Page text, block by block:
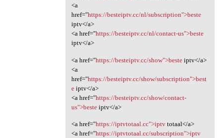
<a
href="https://besteiptv.cc/nl/subscription">beste
iptv</a>
<a href="https://besteiptv.cc/nl/contact-us">beste
iptv</a>
<a href="https://besteiptv.cc/show">besteiptv</a>
<a
href="https://besteiptv.cc/show/subscription">best
eiptv</a>
<a href="https://besteiptv.cc/show/contact-
us">besteiptv</a>
<a href="https://iptvtotaal.cc">iptvtotaal</a>
<a href="https://iptvtotaal.cc/subscription">iptv